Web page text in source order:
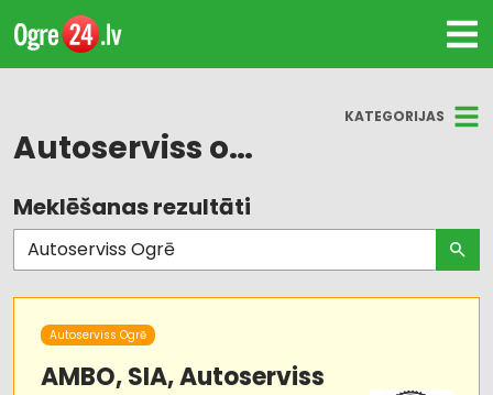
KATEGORIJAS
Autoserviss ogrē
Visas nozares
Auto remonts, apkope
Auto riepu serviss
Meklēšanas rezultāti
Autoserviss Ogrē
AMBO, SIA, Autoserviss